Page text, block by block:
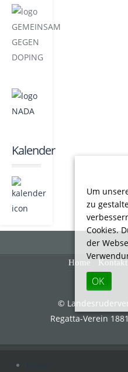
Kalender
Home Kontakt
©
Regatta-Verein
Um
zu
Cookies.
der
OK